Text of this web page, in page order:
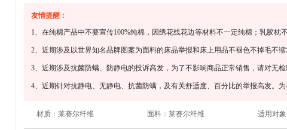
友情提醒：
1、在纯棉产品中不要宣传100%纯棉，因绣花线花边等材料不一定纯棉；乳胶枕
2、近期涉及以世界知名品牌图案为面料的床品举报和床上用品不褪色不掉毛不
3、近期涉及抗菌防螨、防静电的投诉高发，为了不影响商品正常销售，请对无检
4、近期针对抗静电、无静电、抗菌防螨，及有关舒适度、百分比的举报高发。
材质： 莱赛尔纤维 面料： 莱赛尔纤维 适用对象